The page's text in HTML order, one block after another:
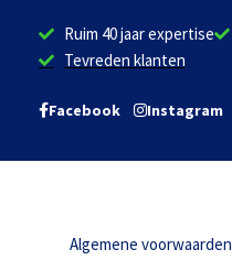
Ruim 40 jaar expertise
Tevreden klanten
Facebook Instagram
Algemene voorwaarden